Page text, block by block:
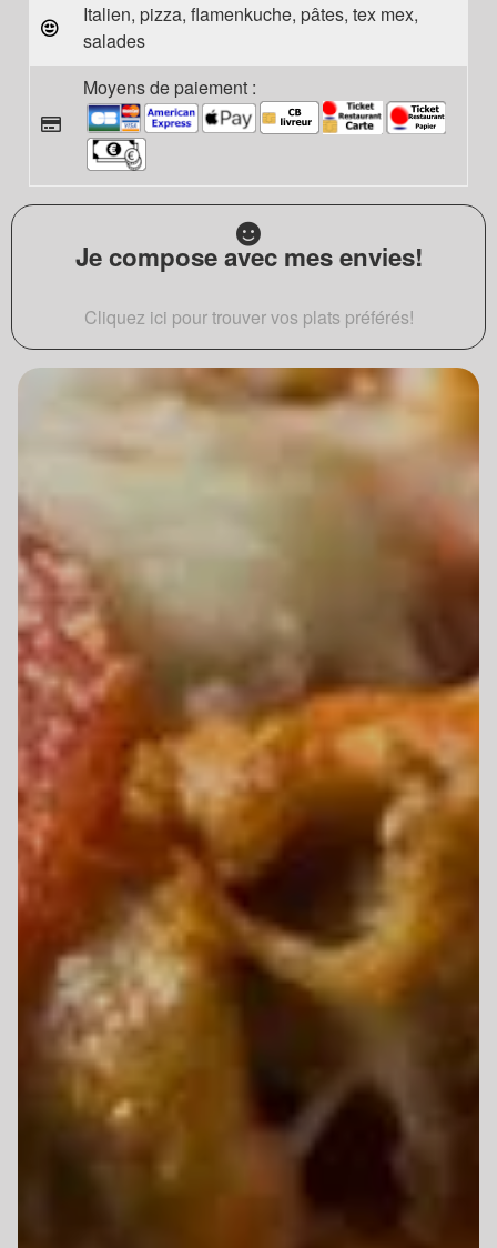
Italien, pizza, flamenkuche, pâtes, tex mex,
salades
Moyens de paiement :
Je compose avec mes envies!
Cliquez ici pour trouver vos plats préférés!